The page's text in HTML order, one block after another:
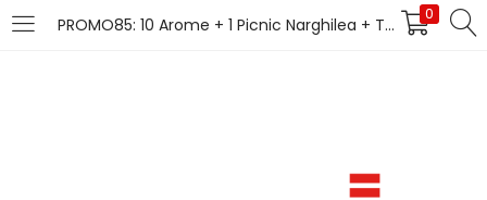
PROMO85: 10 Arome + 1 Picnic Narghilea + Transport (gratuit) 0
LOGIN